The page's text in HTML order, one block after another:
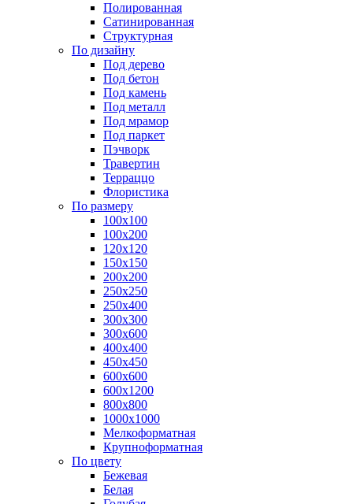
Полированная
Сатинированная
Структурная
По дизайну
Под дерево
Под бетон
Под камень
Под металл
Под мрамор
Под паркет
Пэчворк
Травертин
Терраццо
Флористика
По размеру
100х100
100х200
120х120
150х150
200х200
250х250
250х400
300х300
300х600
400х400
450х450
600х600
600х1200
800х800
1000х1000
Мелкоформатная
Крупноформатная
По цвету
Бежевая
Белая